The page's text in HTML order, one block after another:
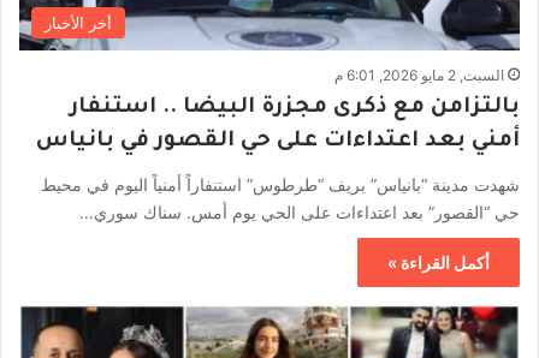
أخر الأخبار
السبت, 2 مايو 2026, 6:01 م
بالتزامن مع ذكرى مجزرة البيضا .. استنفار
أمني بعد اعتداءات على حي القصور في بانياس
شهدت مدينة “بانياس” بريف “طرطوس” استنفاراً أمنياً اليوم في محيط
حي “القصور” بعد اعتداءات على الحي يوم أمس. سناك سوري…
أكمل القراءة »